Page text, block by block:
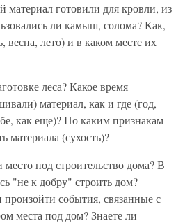
материал готовили для кровли, из
ли камыш, солома? Как,
весна, лето) и в каком месте их
леса? Какое время
материал, как и где (год,
как еще)? По каким признакам
материала (сухость)?
под строительство дома? В
"не к добру" строить дом?
события, связанные с
места под дом? Знаете ли